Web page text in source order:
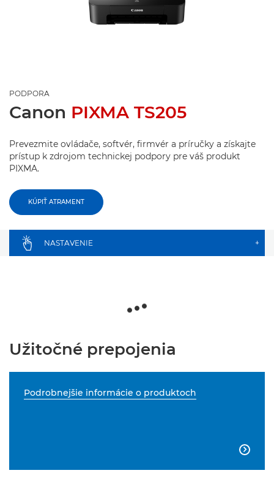
PODPORA
Canon PIXMA TS205
Prevezmite ovládače, softvér, firmvér a príručky a získajte
prístup k zdrojom technickej podpory pre váš produkt
PIXMA.
KÚPIŤ ATRAMENT
NASTAVENIE +
Užitočné prepojenia
Podrobnejšie informácie o produktoch
